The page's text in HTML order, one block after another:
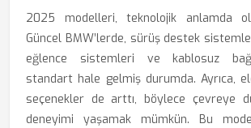
2025 modelleri, teknolojik anlamda
Güncel BMW’lerde, sürüş destek
eğlence sistemleri ve kablosuz
standart hale gelmiş durumda. Ayrıca,
seçenekler de arttı, böylece çevreye
deneyimi yaşamak mümkün. Bu